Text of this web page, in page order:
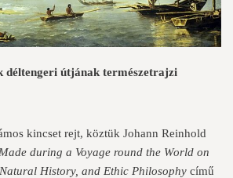
déltengeri útjának természetrajzi
kincset rejt, köztük Johann Reinhold
Made during a Voyage round the World on
History, and Ethic Philosophy című